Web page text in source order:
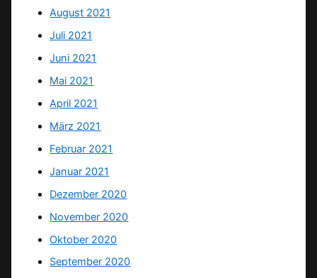
August 2021
Juli 2021
Juni 2021
Mai 2021
April 2021
März 2021
Februar 2021
Januar 2021
Dezember 2020
November 2020
Oktober 2020
September 2020